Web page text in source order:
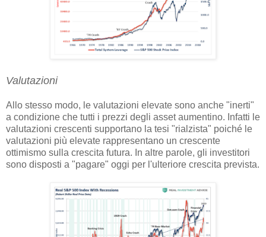
Valutazioni
Allo stesso modo, le valutazioni elevate sono anche "inerti"
a condizione che tutti i prezzi degli asset aumentino. Infatti le
valutazioni crescenti supportano la tesi "rialzista" poiché le
valutazioni più elevate rappresentano un crescente
ottimismo sulla crescita futura. In altre parole, gli investitori
sono disposti a "pagare" oggi per l'ulteriore crescita prevista.